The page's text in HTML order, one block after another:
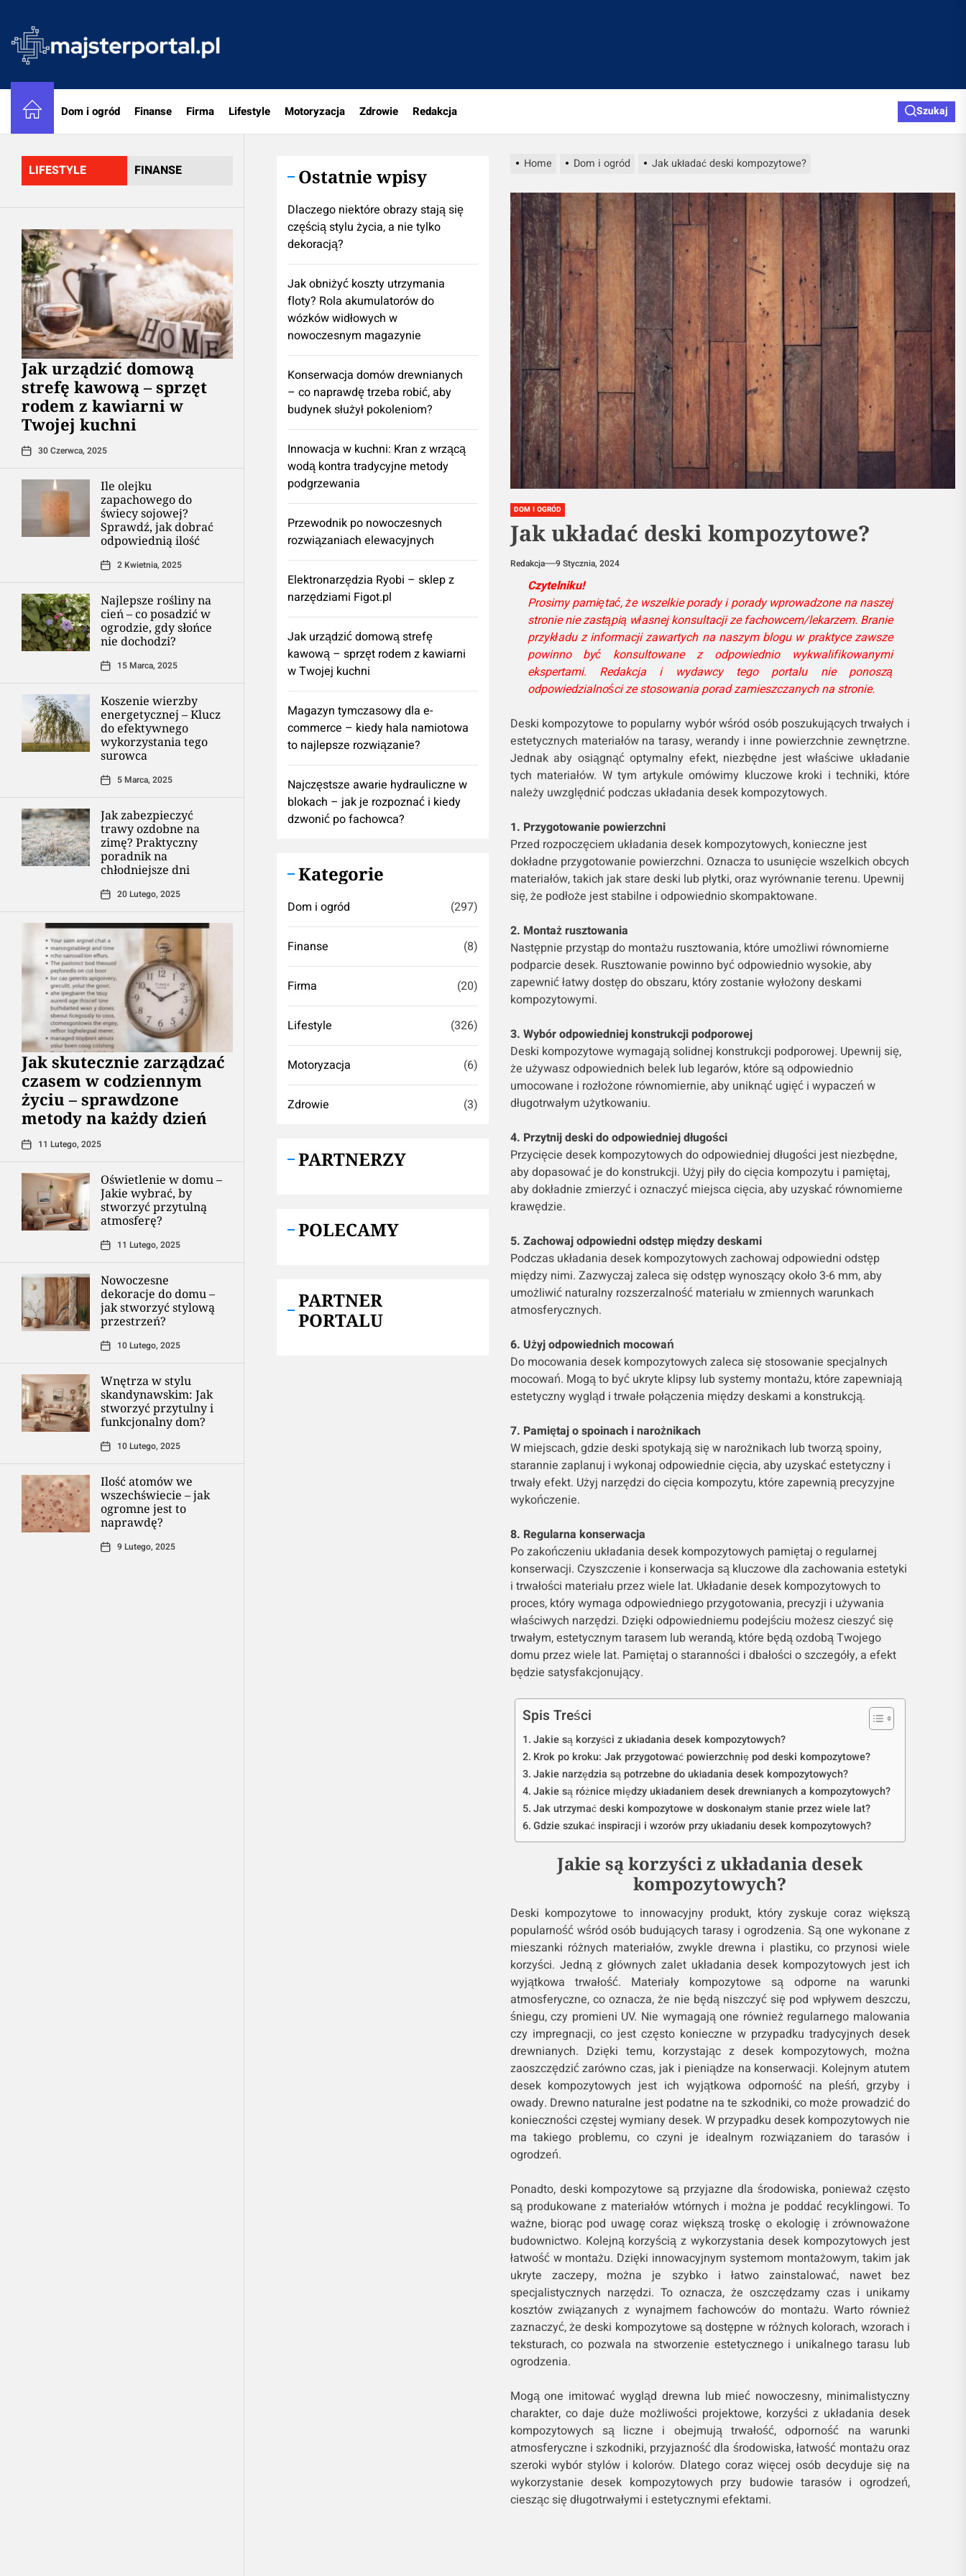
the
content
Dom i ogród Finanse Firma Lifestyle Motoryzacja Zdrowie Redakcja Szukaj
LIFESTYLE FINANSE
​Jak urządzić domową
strefę kawową – sprzęt
rodem z kawiarni w
Twojej kuchni
30 Czerwca, 2025
Ile olejku
zapachowego do
świecy sojowej?
Sprawdź, jak dobrać
odpowiednią ilość
2 Kwietnia, 2025
Najlepsze rośliny na
cień – co posadzić w
ogrodzie, gdy słońce
nie dochodzi?
15 Marca, 2025
Koszenie wierzby
energetycznej – Klucz
do efektywnego
wykorzystania tego
surowca
5 Marca, 2025
Jak zabezpieczyć
trawy ozdobne na
zimę? Praktyczny
poradnik na
chłodniejsze dni
20 Lutego, 2025
Jak skutecznie zarządzać
czasem w codziennym
życiu – sprawdzone
metody na każdy dzień
11 Lutego, 2025
Oświetlenie w domu –
Jakie wybrać, by
stworzyć przytulną
atmosferę?
11 Lutego, 2025
Nowoczesne
dekoracje do domu –
jak stworzyć stylową
przestrzeń?
10 Lutego, 2025
Wnętrza w stylu
skandynawskim: Jak
stworzyć przytulny i
funkcjonalny dom?
10 Lutego, 2025
Ilość atomów we
wszechświecie – jak
ogromne jest to
naprawdę?
9 Lutego, 2025
Home Dom i ogród Jak układać deski kompozytowe?
DOM I OGRÓD
Jak układać deski kompozytowe?
Redakcja 9 Stycznia, 2024
Czytelniku!
Prosimy pamiętać, że wszelkie porady i porady wprowadzone na naszej
stronie nie zastąpią własnej konsultacji ze fachowcem/lekarzem. Branie
przykładu z informacji zawartych na naszym blogu w praktyce zawsze
powinno być konsultowane z odpowiednio wykwalifikowanymi
ekspertami. Redakcja i wydawcy tego portalu nie ponoszą
odpowiedzialności ze stosowania porad zamieszczanych na stronie.
Deski kompozytowe to popularny wybór wśród osób poszukujących trwałych i
estetycznych materiałów na tarasy, werandy i inne powierzchnie zewnętrzne.
Jednak aby osiągnąć optymalny efekt, niezbędne jest właściwe układanie
tych materiałów. W tym artykule omówimy kluczowe kroki i techniki, które
należy uwzględnić podczas układania desek kompozytowych.
1. Przygotowanie powierzchni
Przed rozpoczęciem układania desek kompozytowych, konieczne jest
dokładne przygotowanie powierzchni. Oznacza to usunięcie wszelkich obcych
materiałów, takich jak stare deski lub płytki, oraz wyrównanie terenu. Upewnij
się, że podłoże jest stabilne i odpowiednio skompaktowane.
2. Montaż rusztowania
Następnie przystąp do montażu rusztowania, które umożliwi równomierne
podparcie desek. Rusztowanie powinno być odpowiednio wysokie, aby
zapewnić łatwy dostęp do obszaru, który zostanie wyłożony deskami
kompozytowymi.
3. Wybór odpowiedniej konstrukcji podporowej
Deski kompozytowe wymagają solidnej konstrukcji podporowej. Upewnij się,
że używasz odpowiednich belek lub legarów, które są odpowiednio
umocowane i rozłożone równomiernie, aby uniknąć ugięć i wypaczeń w
długotrwałym użytkowaniu.
4. Przytnij deski do odpowiedniej długości
Przycięcie desek kompozytowych do odpowiedniej długości jest niezbędne,
aby dopasować je do konstrukcji. Użyj piły do cięcia kompozytu i pamiętaj,
aby dokładnie zmierzyć i oznaczyć miejsca cięcia, aby uzyskać równomierne
krawędzie.
5. Zachowaj odpowiedni odstęp między deskami
Podczas układania desek kompozytowych zachowaj odpowiedni odstęp
między nimi. Zazwyczaj zaleca się odstęp wynoszący około 3-6 mm, aby
umożliwić naturalny rozszerzalność materiału w zmiennych warunkach
atmosferycznych.
6. Użyj odpowiednich mocowań
Do mocowania desek kompozytowych zaleca się stosowanie specjalnych
mocowań. Mogą to być ukryte klipsy lub systemy montażu, które zapewniają
estetyczny wygląd i trwałe połączenia między deskami a konstrukcją.
7. Pamiętaj o spoinach i narożnikach
W miejscach, gdzie deski spotykają się w narożnikach lub tworzą spoiny,
starannie zaplanuj i wykonaj odpowiednie cięcia, aby uzyskać estetyczny i
trwały efekt. Użyj narzędzi do cięcia kompozytu, które zapewnią precyzyjne
wykończenie.
8. Regularna konserwacja
Po zakończeniu układania desek kompozytowych pamiętaj o regularnej
konserwacji. Czyszczenie i konserwacja są kluczowe dla zachowania estetyki
i trwałości materiału przez wiele lat. Układanie desek kompozytowych to
proces, który wymaga odpowiedniego przygotowania, precyzji i używania
właściwych narzędzi. Dzięki odpowiedniemu podejściu możesz cieszyć się
trwałym, estetycznym tarasem lub werandą, które będą ozdobą Twojego
domu przez wiele lat. Pamiętaj o staranności i dbałości o szczegóły, a efekt
będzie satysfakcjonujący.
Spis Treści
Jakie są korzyści z układania desek kompozytowych?
Krok po kroku: Jak przygotować powierzchnię pod deski kompozytowe?
Jakie narzędzia są potrzebne do układania desek kompozytowych?
Jakie są różnice między układaniem desek drewnianych a kompozytowych?
Jak utrzymać deski kompozytowe w doskonałym stanie przez wiele lat?
Gdzie szukać inspiracji i wzorów przy układaniu desek kompozytowych?
Jakie są korzyści z układania desek
kompozytowych?
Deski kompozytowe to innowacyjny produkt, który zyskuje coraz większą
popularność wśród osób budujących tarasy i ogrodzenia. Są one wykonane z
mieszanki różnych materiałów, zwykle drewna i plastiku, co przynosi wiele
korzyści. Jedną z głównych zalet układania desek kompozytowych jest ich
wyjątkowa trwałość. Materiały kompozytowe są odporne na warunki
atmosferyczne, co oznacza, że nie będą niszczyć się pod wpływem deszczu,
śniegu, czy promieni UV. Nie wymagają one również regularnego malowania
czy impregnacji, co jest często konieczne w przypadku tradycyjnych desek
drewnianych. Dzięki temu, korzystając z desek kompozytowych, można
zaoszczędzić zarówno czas, jak i pieniądze na konserwacji. Kolejnym atutem
desek kompozytowych jest ich wyjątkowa odporność na pleśń, grzyby i
owady. Drewno naturalne jest podatne na te szkodniki, co może prowadzić do
konieczności częstej wymiany desek. W przypadku desek kompozytowych nie
ma takiego problemu, co czyni je idealnym rozwiązaniem do tarasów i
ogrodzeń.
Ponadto, deski kompozytowe są przyjazne dla środowiska, ponieważ często
są produkowane z materiałów wtórnych i można je poddać recyklingowi. To
ważne, biorąc pod uwagę coraz większą troskę o ekologię i zrównoważone
budownictwo. Kolejną korzyścią z wykorzystania desek kompozytowych jest
łatwość w montażu. Dzięki innowacyjnym systemom montażowym, takim jak
ukryte zaczepy, można je szybko i łatwo zainstalować, nawet bez
specjalistycznych narzędzi. To oznacza, że oszczędzamy czas i unikamy
kosztów związanych z wynajmem fachowców do montażu. Warto również
zaznaczyć, że deski kompozytowe są dostępne w różnych kolorach, wzorach i
teksturach, co pozwala na stworzenie estetycznego i unikalnego tarasu lub
ogrodzenia.
Mogą one imitować wygląd drewna lub mieć nowoczesny, minimalistyczny
charakter, co daje duże możliwości projektowe, korzyści z układania desek
kompozytowych są liczne i obejmują trwałość, odporność na warunki
atmosferyczne i szkodniki, przyjazność dla środowiska, łatwość montażu oraz
szeroki wybór stylów i kolorów. Dlatego coraz więcej osób decyduje się na
wykorzystanie desek kompozytowych przy budowie tarasów i ogrodzeń,
ciesząc się długotrwałymi i estetycznymi efektami.
Ostatnie wpisy
Dlaczego niektóre obrazy stają się
częścią stylu życia, a nie tylko
dekoracją?
Jak obniżyć koszty utrzymania
floty? Rola akumulatorów do
wózków widłowych w
nowoczesnym magazynie
Konserwacja domów drewnianych
– co naprawdę trzeba robić, aby
budynek służył pokoleniom?
Innowacja w kuchni: Kran z wrzącą
wodą kontra tradycyjne metody
podgrzewania
Przewodnik po nowoczesnych
rozwiązaniach elewacyjnych
Elektronarzędzia Ryobi – sklep z
narzędziami Figot.pl
​Jak urządzić domową strefę
kawową – sprzęt rodem z kawiarni
w Twojej kuchni
Magazyn tymczasowy dla e-
commerce – kiedy hala namiotowa
to najlepsze rozwiązanie?
Najczęstsze awarie hydrauliczne w
blokach – jak je rozpoznać i kiedy
dzwonić po fachowca?
Kategorie
Dom i ogród (297)
Finanse (8)
Firma (20)
Lifestyle (326)
Motoryzacja (6)
Zdrowie (3)
PARTNERZY
POLECAMY
PARTNER
PORTALU